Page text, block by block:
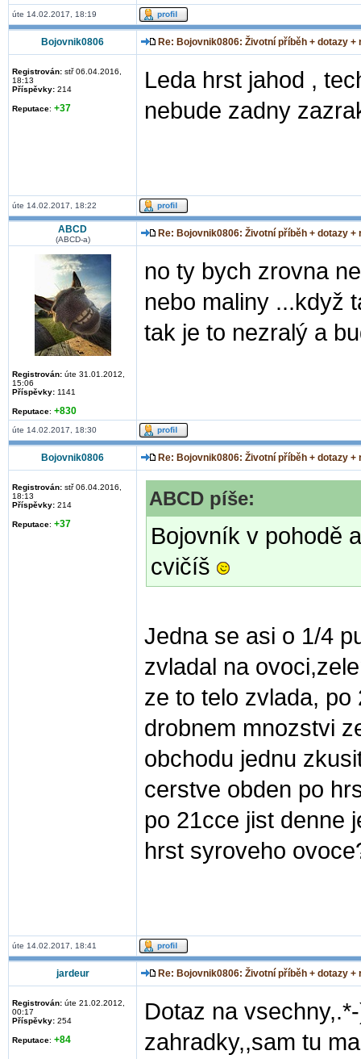
úte 14.02.2017, 18:19
Bojovnik0806 Re: Bojovnik0806: Životní příběh + dotazy
Registrován: stř 06.04.2016,
18:13
Příspěvky: 214
Reputace: +37
Leda hrst jahod ,
nebude zadny
úte 14.02.2017, 18:22
ABCD
(ABCD-a)
Re: Bojovnik0806: Životní příběh + dotazy
Registrován: úte 31.01.2012,
15:06
Příspěvky: 1141
Reputace: +830
no ty bych zrovna
nebo maliny ...když
tak je to nezralý a
úte 14.02.2017, 18:30
Bojovnik0806 Re: Bojovnik0806: Životní příběh + dotazy
Registrován: stř 06.04.2016,
18:13
Příspěvky: 214
Reputace: +37
ABCD píše:
Bojovník v pohodě
cvičíš
Jedna se asi o 1/4
zvladal na
ze to telo zvlada,
drobnem mnozstvi
obchodu jednu
cerstve obden po
po 21cce jist denne
hrst syroveho
úte 14.02.2017, 18:41
jardeur Re: Bojovnik0806: Životní příběh + dotazy
Registrován: úte 21.02.2012,
00:17
Příspěvky: 254
Reputace: +84
Dotaz na
zahradky,,sam tu